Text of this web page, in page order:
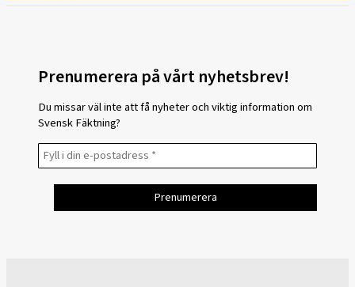
Prenumerera på vårt nyhetsbrev!
Du missar väl inte att få nyheter och viktig information om
Svensk Fäktning?